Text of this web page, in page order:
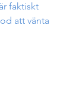
faktiskt
att vänta